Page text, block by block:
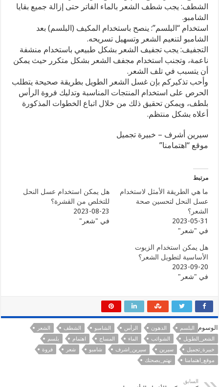
الشطف: يجب شطف الشعر بالماء الفاتر حتى إزالة جميع بقايا
الشامبو.
استخدام “البلسم”: ينصح باستخدام المكيف (البلسم) بعد
الشامبو لتنعيم الشعر وتسهيل تسريحه.
التجفيف: يجب تجفيف الشعر بشكل طبيعي باستخدام منشفة
ناعمة، وتجنب استخدام مجفف الشعر بشكل متكرر حيث يمكن
أن يتسبب في تلف الشعر.
وأحب تذكيركم بإن غسل الشعر الطويل بطريقة صحيحة يتطلب
الحرص على استخدام المنتجات المناسبة وتدليك فروة الرأس
بلطف، ويمكن تحقيق ذلك من خلال اتباع الخطوات المذكورة
أعلاه بشكل منتظم.
سيرين أشرف – خبيرة تجميل
موقع “اهتمامنا”
مرتبط
ما هي الطريقة الأمثل لاستخدام
عسل النحل لتحسين صحة
الشعر؟
2023-05-31
في "شعر"
هل يمكن استخدام عسل النحل
للتخلص من القشرة؟
2023-08-23
في "شعر"
هل يمكن استخدام الزيوت
الأساسية لتطويل الشعر؟
2023-09-20
في "شعر"
الوسوم البلسم الدهون الرأس الشامبو الشطف
الشعر
الشعر_الطويل
الشوائب الماء المساج اهتمام
بلسم
خبيرة_تجميل
سيرين سيرين_اشرف شامبو شعر
فروة
موقع_اهتمامنا
نهتم_بصحتك
السابق